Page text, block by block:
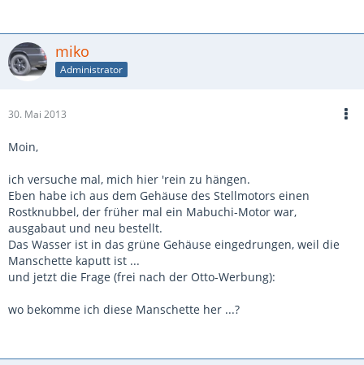
miko
Administrator
30. Mai 2013
Moin,
ich versuche mal, mich hier 'rein zu hängen.
Eben habe ich aus dem Gehäuse des Stellmotors einen
Rostknubbel, der früher mal ein Mabuchi-Motor war,
ausgabaut und neu bestellt.
Das Wasser ist in das grüne Gehäuse eingedrungen, weil die
Manschette kaputt ist ...
und jetzt die Frage (frei nach der Otto-Werbung):
wo bekomme ich diese Manschette her ...?